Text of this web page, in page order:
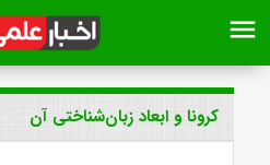
menu
کرونا و ابعاد زبان‌شناختی آن